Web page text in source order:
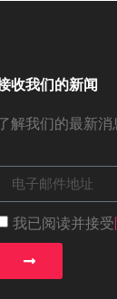
收我们的新闻
解我们的最新消
我已阅读并接受